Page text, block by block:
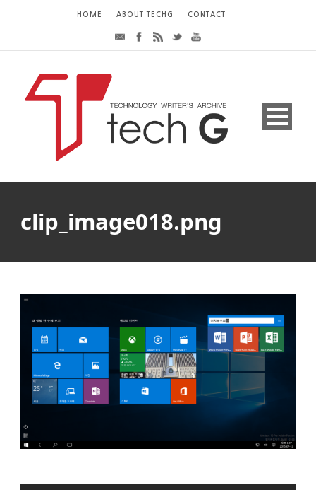
HOME ABOUT TECHG CONTACT
clip_image018.png